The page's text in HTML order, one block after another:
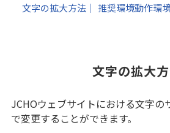
文字の拡大方法 推奨環境動作環
文字の拡大
JCHOウェブサイトにおける文字の
で変更することができます。